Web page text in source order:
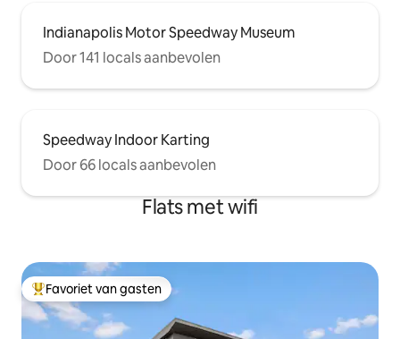
Indianapolis Motor Speedway Museum
Door 141 locals aanbevolen
Speedway Indoor Karting
Door 66 locals aanbevolen
Flats met wifi
Topfavoriet van gasten
Favoriet van gasten